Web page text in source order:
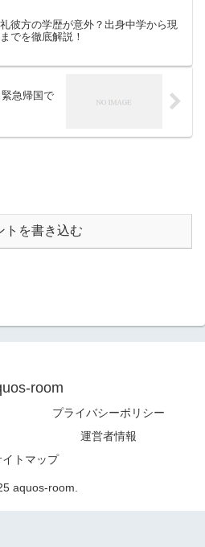
彼方の学歴が意外？出身中学から現
でを徹底解説！
急帰国で
トを書き込む
room
プライバシーポリシー
運営者情報
イトマップ
aquos-room.